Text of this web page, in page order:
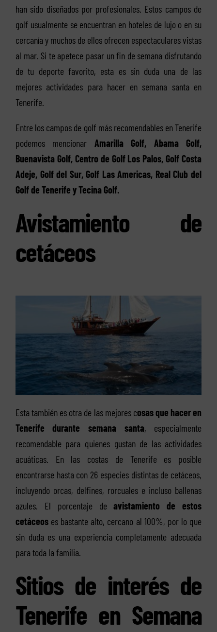
han sido diseñados por profesionales. Estos campos de
golf usualmente se encuentran en hoteles de lujo o en su
cercanía y muchos de ellos ofrecen espectaculares vistas
al mar. Si te apetece pasar un fin de semana disfrutando
de tu deporte favorito, esta es sin duda una de las
mejores actividades para hacer en semana santa en
Tenerife.
Entre los campos de golf más recomendables en Tenerife
podemos mencionar Amarilla Golf, Abama Golf,
Buenavista Golf, Centro de Golf Los Palos, Golf Costa
Adeje, Golf del Sur, Golf Las Americas, Real Club del
Golf de Tenerife y Tecina Golf.
Avistamiento de
cetáceos
Esta también es otra de las mejores cosas que hacer en
Tenerife durante semana santa, especialmente
recomendable para quienes gustan de las actividades
acuáticas. En las costas de Tenerife es posible
encontrarse hasta con 26 especies distintas de cetáceos,
incluyendo orcas, delfines, rorcuales e incluso ballenas
azules. El porcentaje deavistamiento de estos
cetáceoses bastante alto, cercano al 100%, por lo que
sin duda es una experiencia completamente adecuada
para toda la familia.
Sitios de interés de
Tenerife en Semana